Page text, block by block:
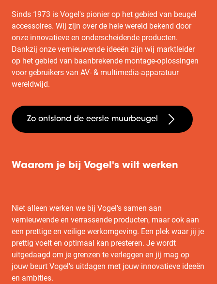
Sinds 1973 is Vogel's pionier op het gebied van beugel
accessoires. Wij zijn over de hele wereld bekend door
onze innovatieve en onderscheidende producten.
Dankzij onze vernieuwende ideeën zijn wij marktleider
op het gebied van baanbrekende montage-oplossingen
voor gebruikers van AV- & multimedia-apparatuur
wereldwijd.
Zo ontstond de eerste muurbeugel
Waarom je bij Vogel's wilt werken
Niet alleen werken we bij Vogel’s samen aan
vernieuwende en verrassende producten, maar ook aan
een prettige en veilige werkomgeving. Een plek waar jij je
prettig voelt en optimaal kan presteren. Je wordt
uitgedaagd om je grenzen te verleggen en jij mag op
jouw beurt Vogel’s uitdagen met jouw innovatieve ideeën
en ambities.